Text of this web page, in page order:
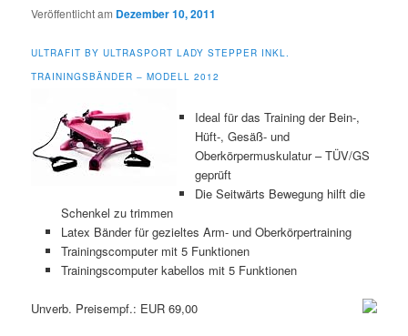
Veröffentlicht am Dezember 10, 2011
ULTRAFIT BY ULTRASPORT LADY STEPPER INKL.
TRAININGSBÄNDER – MODELL 2012
Ideal für das Training der Bein-,
Hüft-, Gesäß- und
Oberkörpermuskulatur – TÜV/GS
geprüft
Die Seitwärts Bewegung hilft die
Schenkel zu trimmen
Latex Bänder für gezieltes Arm- und Oberkörpertraining
Trainingscomputer mit 5 Funktionen
Trainingscomputer kabellos mit 5 Funktionen
Unverb. Preisempf.: EUR 69,00